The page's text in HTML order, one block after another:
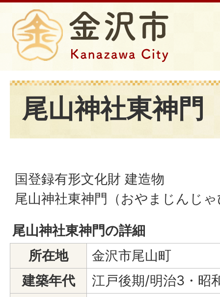
尾山神社東神門
国登録有形文化財 建造物
尾山神社東神門（おやまじんじ
尾山神社東神門の詳細
所在地
金沢市尾山町
建築年代
江戸後期/明治3・昭